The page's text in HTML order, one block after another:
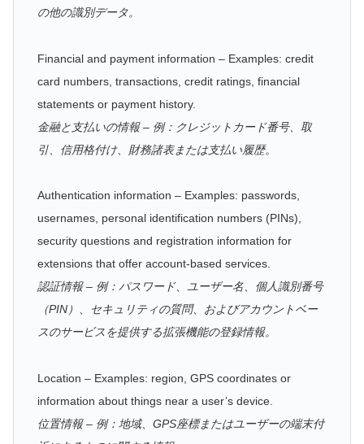
の他の識別データ。
Financial and payment information – Examples: credit
card numbers, transactions, credit ratings, financial
statements or payment history.
金融と支払いの情報 – 例：クレジットカード番号、取
引、信用格付け、財務諸表または支払い履歴。
Authentication information – Examples: passwords,
usernames, personal identification numbers (PINs),
security questions and registration information for
extensions that offer account-based services.
認証情報 – 例：パスワード、ユーザー名、個人識別番号
（PIN）、セキュリティの質問、およびアカウントベー
スのサービスを提供する拡張機能の登録情報。
Location – Examples: region, GPS coordinates or
information about things near a user’s device.
位置情報 – 例：地域、GPS座標またはユーザーの端末付